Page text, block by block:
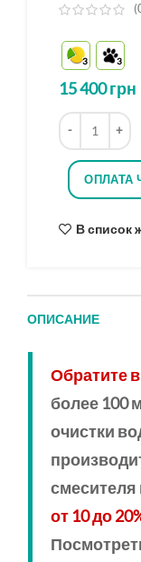
(
3 3
15 400грн
Количество
ОПЛАТА
В список
ОПИСАНИЕ
Обратите
более 100
очистки
смесителя
от 10 до